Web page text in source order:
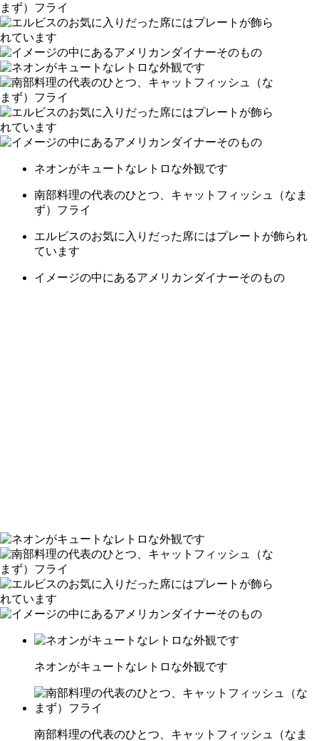
ネオンがキュートなレトロな外観です
南部料理の代表のひとつ、キャットフィッシュ（なま
ず）フライ
エルビスのお気に入りだった席にはプレートが飾られ
ています
イメージの中にあるアメリカンダイナーそのもの
ネオンがキュートなレトロな外観です
南部料理の代表のひとつ、キャットフィッシュ（なま